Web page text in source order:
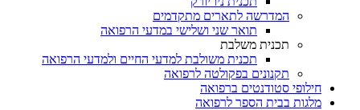
המדרשה לתארים מתקדמים
תואר שני ושלישי במדעי הרפואה
תכנית משלבת
תכנית משולבת למדעי החיים ולמדעי הרפואה
תקנונים בפקולטה לרפואה
חילופי סטודנטים ברפואה
מלגות בבית הספר לרפואה